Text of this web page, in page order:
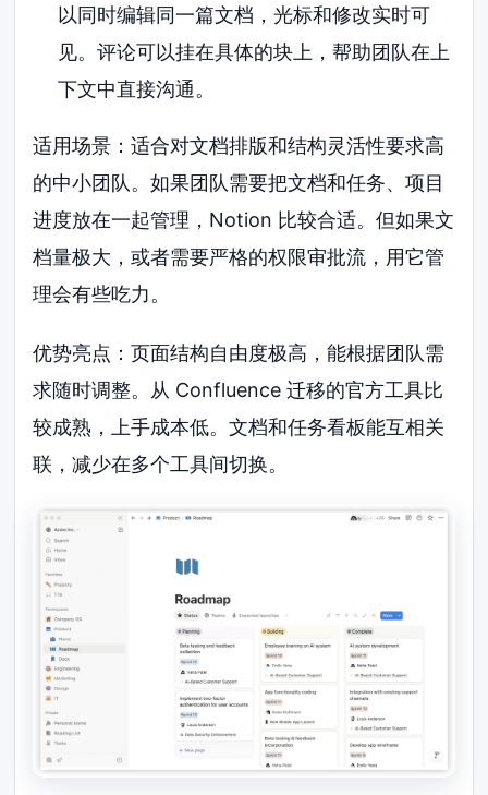
以同时编辑同一篇文档，光标和修改实时可
见。评论可以挂在具体的块上，帮助团队在上
下文中直接沟通。
适用场景：适合对文档排版和结构灵活性要求高
的中小团队。如果团队需要把文档和任务、项目
进度放在一起管理，Notion 比较合适。但如果文
档量极大，或者需要严格的权限审批流，用它管
理会有些吃力。
优势亮点：页面结构自由度极高，能根据团队需
求随时调整。从 Confluence 迁移的官方工具比
较成熟，上手成本低。文档和任务看板能互相关
联，减少在多个工具间切换。